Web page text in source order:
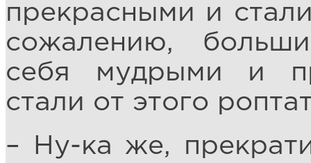
прекрасными и
сожалению,
себя мудрыми и
стали от этого
– Ну-ка же,